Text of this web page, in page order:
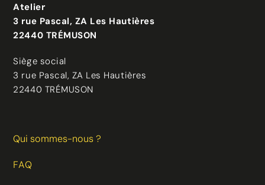
Atelier
3 rue Pascal, ZA Les Hautières
22440 TRÉMUSON
Siège social
3 rue Pascal, ZA Les Hautières
22440 TRÉMUSON
Qui sommes-nous ?
FAQ